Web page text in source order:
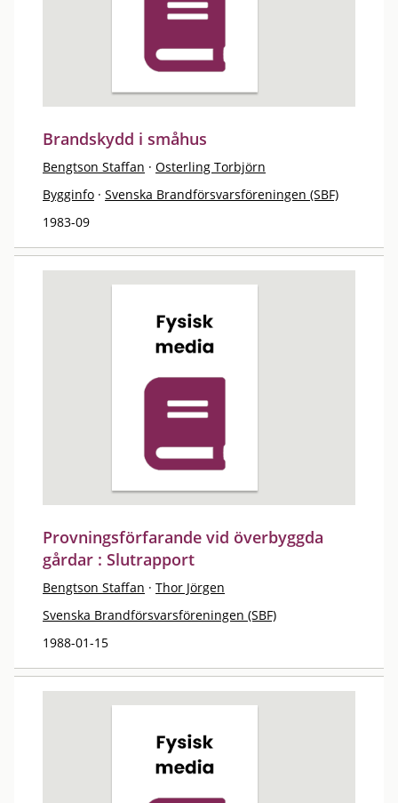
Brandskydd i småhus
Bengtson Staffan · Osterling Torbjörn
Bygginfo · Svenska Brandförsvarsföreningen (SBF)
1983-09
Provningsförfarande vid överbyggda
gårdar : Slutrapport
Bengtson Staffan · Thor Jörgen
Svenska Brandförsvarsföreningen (SBF)
1988-01-15